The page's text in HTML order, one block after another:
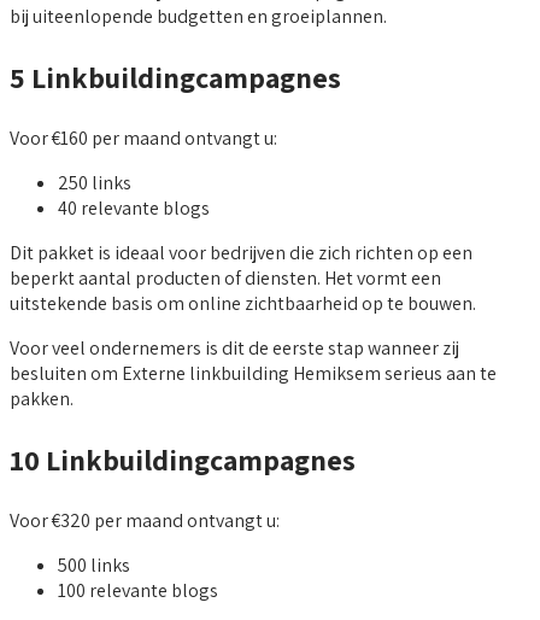
bij uiteenlopende budgetten en groeiplannen.
5 Linkbuildingcampagnes
Voor €160 per maand ontvangt u:
250 links
40 relevante blogs
Dit pakket is ideaal voor bedrijven die zich richten op een
beperkt aantal producten of diensten. Het vormt een
uitstekende basis om online zichtbaarheid op te bouwen.
Voor veel ondernemers is dit de eerste stap wanneer zij
besluiten om Externe linkbuilding Hemiksem serieus aan te
pakken.
10 Linkbuildingcampagnes
Voor €320 per maand ontvangt u:
500 links
100 relevante blogs